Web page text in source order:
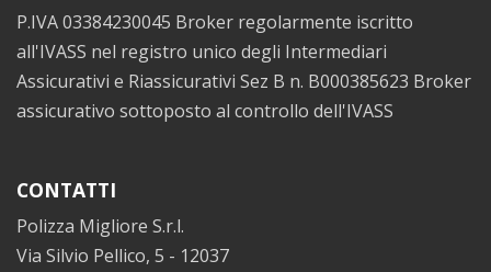
P.IVA 03384230045 Broker regolarmente iscritto
all'IVASS nel registro unico degli Intermediari
Assicurativi e Riassicurativi Sez B n. B000385623 Broker
assicurativo sottoposto al controllo dell'IVASS
CONTATTI
Polizza Migliore S.r.l.
Via Silvio Pellico, 5 - 12037